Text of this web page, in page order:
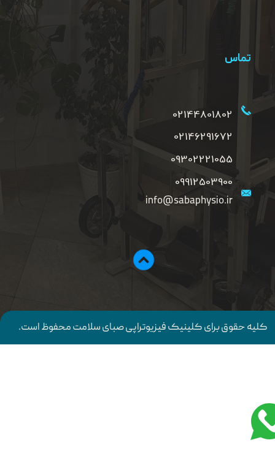
02144801802
02146291672
09302221055
09912503900
info@sabaphysio.ir
تماس
کلیه حقوق برای کلینیک فیزیوتراپی صبای سلامت محفوظ است.